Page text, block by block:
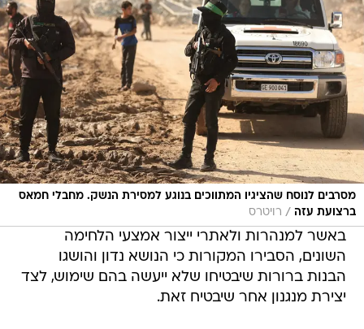
מסרבים לנוסח שהציגיו המתווכים בנוגע למסירת הנשק. מחבלי חמאס
ברצועת עזה / רויטרס
באשר למנהרות ולאתרי ייצור אמצעי הלחימה
השונים, הסבירו המקורות כי הנושא נדון והושגו
הבנות ברורות שיבטיחו שלא ייעשה בהם שימוש, לצד
יצירת מנגנון אחר שיבטיח זאת.